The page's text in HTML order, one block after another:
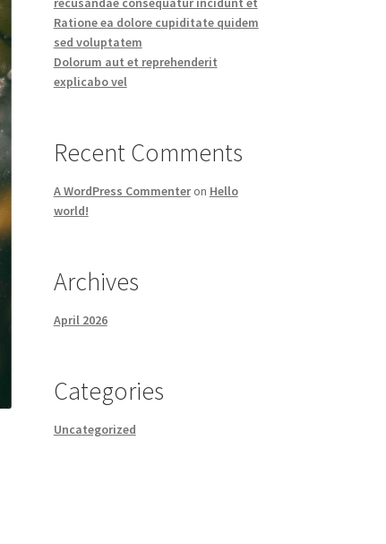
Ratione ea dolore cupiditate quidem
sed voluptatem
Dolorum aut et reprehenderit
explicabo vel
Recent Comments
A WordPress Commenteron Hello
world!
Archives
April 2026
Categories
Uncategorized